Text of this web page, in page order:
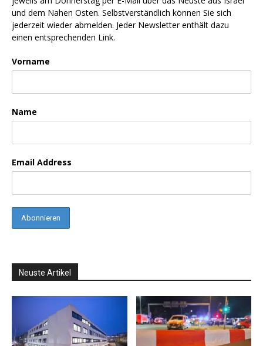
und dem Nahen Osten. Selbstverständlich können Sie sich
jederzeit wieder abmelden. Jeder Newsletter enthält dazu
einen entsprechenden Link.
Vorname
Name
Email Address
Neuste Artikel